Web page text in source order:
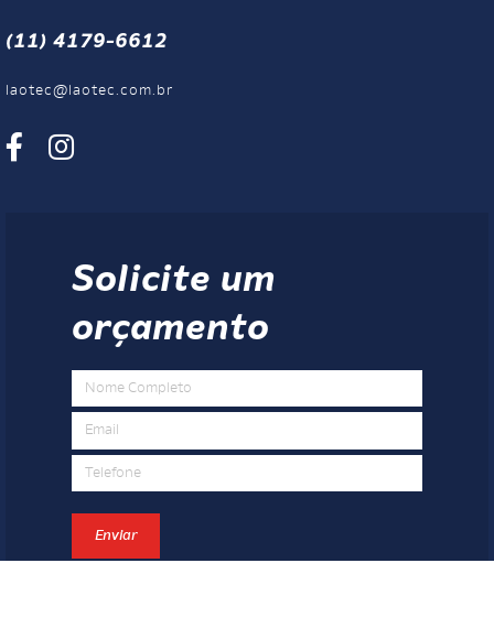
(11) 4179-6612
laotec@laotec.com.br
Solicite um
orçamento
Enviar